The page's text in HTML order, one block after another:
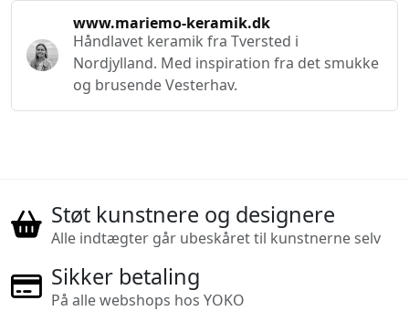
www.mariemo-keramik.dk
Håndlavet keramik fra Tversted i
Nordjylland. Med inspiration fra det smukke
og brusende Vesterhav.
Støt kunstnere og designere
Alle indtægter går ubeskåret til kunstnerne selv
Sikker betaling
På alle webshops hos YOKO